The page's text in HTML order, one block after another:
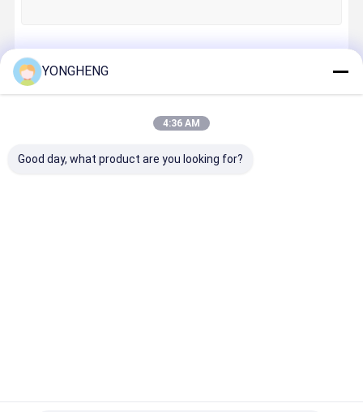
Mesin pemotong berlian
Bit Router Lurus
YONGHENG
4:36 AM
Good day, what product are you looking for?